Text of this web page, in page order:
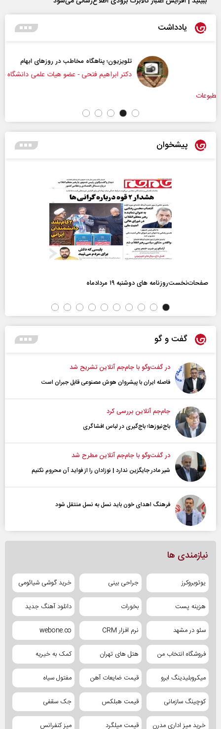
یادداشت
تلویزیون؛ پناهگاه مخاطب در روزهای ابهام
دکتر ابراهیم فتحی - عضو هیات علمی دانشگاه صداوسیما
پیشخوان
صفحات‌نخست‌روزنامه ها‌ی دوشنبه ۱۹ مردادماه
گفت و گو
در گفت‌و‌گو با جام‌جم آنلاین تشریح شد
فاصله ایران با پیشرو‌ان هوش مصنوعی قابل جبران است
جام‌جم آنلاین بررسی کرد
باج‌نیوزها؛ باج‌گیری در لباس افشاگری
در گفت‌و‌گو با جام‌جم آنلاین مطرح شد
شیر مادر جایگزین ندارد | نوزادان را از فواید آن محروم نکنیم
فرهنگ اهدای خون باید نسل به نسل منتقل شود
نیازمندی ها
یوتوبروکرز جراحی بینی خرید گوشی شیائومی
هزینه پست بخورات دانلود آهنگ جدید
سئو در مشهد نرم افزار CRM webone.co
فروشگاه انتخاب من هتل های تهران کمک به خیریه
میکروبلیدینگ ابرو قیمت ضایعات آهن مفتول سیاه
کوچینگ سازمانی قیمت هبلکس جک سقفی
خرید میز اداری مدرن قیمت میلگرد میز کنفرانس